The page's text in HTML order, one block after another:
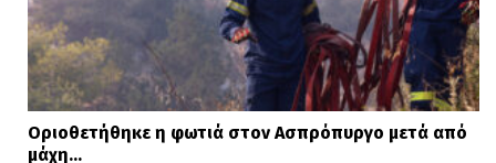
Οριοθετήθηκε η φωτιά στον Ασπρόπυργο μετά από
μάχη…